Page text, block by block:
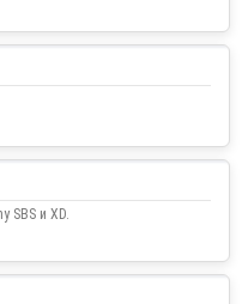
SBS и XD.